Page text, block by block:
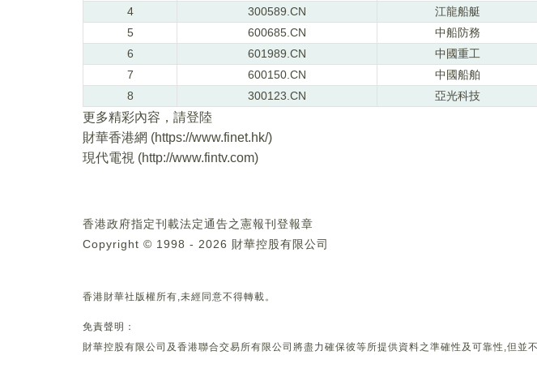
4
300589.CN 江龍船艇
5
600685.CN 中船防務
6
601989.CN 中國重工
7
600150.CN 中國船舶
8
300123.CN 亞光科技
更多精彩內容，請登陸
財華香港網 (https://www.finet.hk/)
現代電視 (http://www.fintv.com)
香港政府指定刊載法定通告之憲報刊登報章
Copyright © 1998 - 2026 財華控股有限公司
香港財華社版權所有,未經同意不得轉載。
免責聲明：
財華控股有限公司及香港聯合交易所有限公司將盡力確保彼等所提供資料之準確性及可靠性,但並